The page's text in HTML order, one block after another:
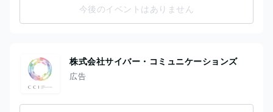
今後のイベントはありません
株式会社サイバー・コミュニケーションズ
広告